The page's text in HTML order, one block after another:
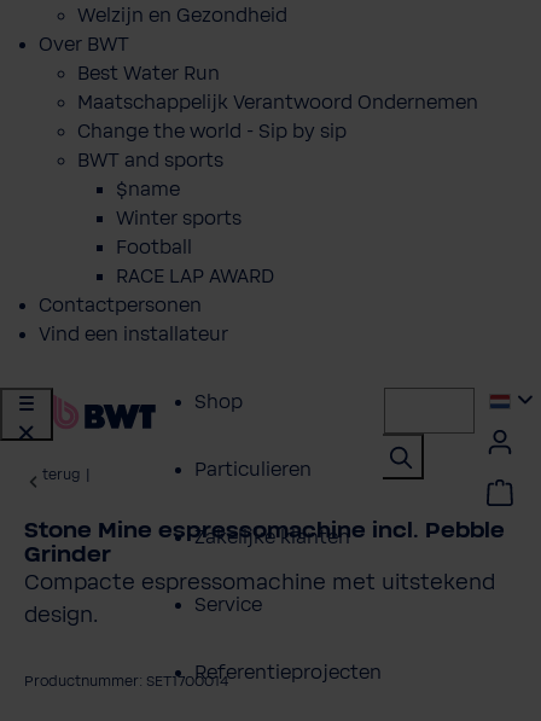
Welzijn en Gezondheid
Over BWT
Best Water Run
Maatschappelijk Verantwoord Ondernemen
Change the world - Sip by sip
BWT and sports
$name
Winter sports
Football
RACE LAP AWARD
Contactpersonen
Vind een installateur
Shop
Particulieren
Zakelijke klanten
Service
Referentieprojecten
terug
Stone Mine espressomachine incl. Pebble
Grinder
Compacte espressomachine met uitstekend
design.
Productnummer: SET1700014